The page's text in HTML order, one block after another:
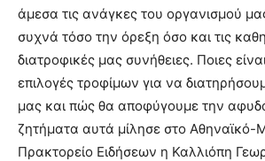
άμεσα τις ανάγκες του οργανισμού
συχνά τόσο την όρεξη όσο και τις
διατροφικές μας συνήθειες. Ποιες
επιλογές τροφίμων για να
μας και πώς θα αποφύγουμε την
ζητήματα αυτά μίλησε στο Αθηναϊκό-
Πρακτορείο Ειδήσεων η Καλλιόπη